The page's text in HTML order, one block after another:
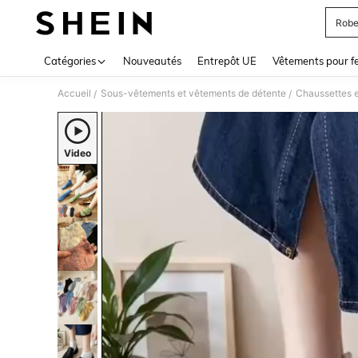
Catégories Nouveautés Entrepôt UE Vêtements pour
Accueil / Sous-vêtements et vêtements de détente / Chaussettes
Video